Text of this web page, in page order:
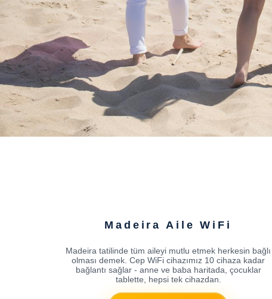
Madeira Aile WiFi
Madeira tatilinde tüm aileyi mutlu etmek herkesin bağlı
olması demek. Cep WiFi cihazımız 10 cihaza kadar
bağlantı sağlar - anne ve baba haritada, çocuklar
tablette, hepsi tek cihazdan.